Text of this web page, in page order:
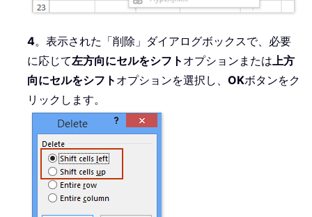
4。表示された「削除」ダイアログボックスで、必要
に応じて左方向にセルをシフト オプションまたは上方
向にセルをシフト オプションを選択し、 OKボタンをク
リックします。